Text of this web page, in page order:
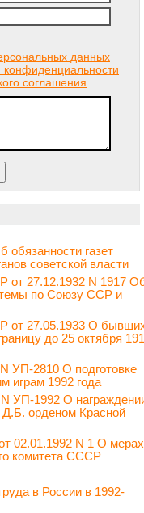
данных
конфиденциальности
соглашения
газет
советской власти
27.12.1932 N 1917
по Союзу ССР и
от 27.05.1933 О
до 25 октября
УП-2810 О подготовке
играм 1992 года
УП-1992 О
орденом Красной
02.01.1992 N 1 О
комитета СССР
в России в 1992-